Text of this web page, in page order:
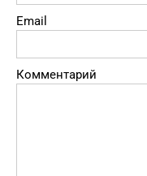
Email
Комментарий